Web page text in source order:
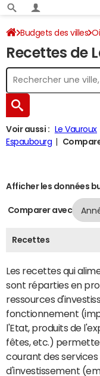
Budgets des villes
Recettes de
Voir aussi : Le Vauroux
Espaubourg
Afficher les données
Comparer avec
Recettes
Les recettes qui
sont réparties en
ressources
fonctionnement
l'Etat, produits de
fêtes, etc.)
courant des services
d'investissement